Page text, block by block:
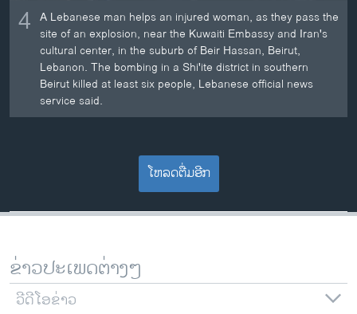
4 A Lebanese man helps an injured woman, as they pass the
site of an explosion, near the Kuwaiti Embassy and Iran's
cultural center, in the suburb of Beir Hassan, Beirut,
Lebanon. The bombing in a Shi'ite district in southern
Beirut killed at least six people, Lebanese official news
service said.
ໂຫລດຕື່ມອີກ
ຂ່າວປະເພດຕ່າງໆ
ວີດີໂອຂ່າວ